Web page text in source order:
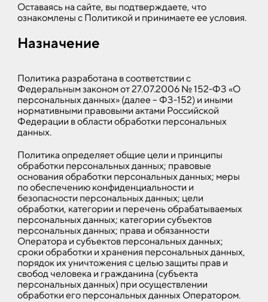
Оставаясь на сайте, вы подтверждаете, что
ознакомлены с Политикой и принимаете ее условия.
Назначение
Политика разработана в соответствии с
Федеральным законом от 27.07.2006 № 152-ФЗ «О
персональных данных» (далее – ФЗ-152) и иными
нормативными правовыми актами Российской
Федерации в области обработки персональных
данных.
Политика определяет общие цели и принципы
обработки персональных данных; правовые
основания обработки персональных данных; меры
по обеспечению конфиденциальности и
безопасности персональных данных; цели
обработки, категории и перечень обрабатываемых
персональных данных; категории субъектов
персональных данных; права и обязанности
Оператора и субъектов персональных данных;
сроки обработки и хранения персональных данных,
порядок их уничтожения с целью защиты прав и
свобод человека и гражданина (субъекта
персональных данных) при осуществлении
обработки его персональных данных Оператором.